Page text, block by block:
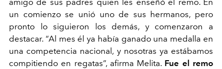
amigo de sus padres quien les enseñó el remo. En
un comienzo se unió uno de sus hermanos, pero
pronto lo siguieron los demás, y comenzaron a
destacar. “Al mes él ya había ganado una medalla en
una competencia nacional, y nosotras ya estábamos
compitiendo en regatas”, afirma Melita. Fue el remo